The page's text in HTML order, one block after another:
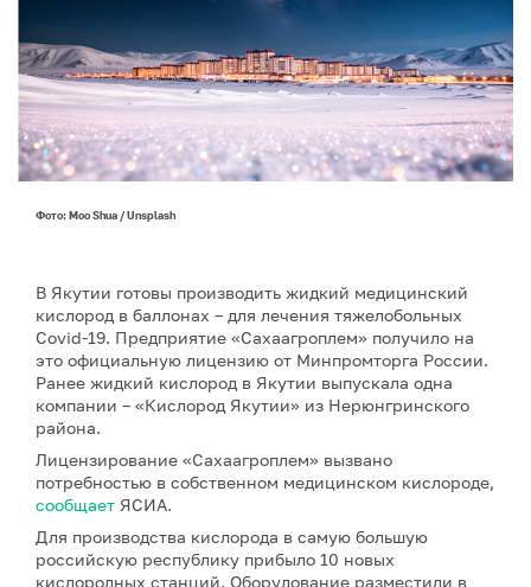
Фото: Moo Shua / Unsplash
В Якутии готовы производить жидкий медицинский
кислород в баллонах – для лечения тяжелобольных
Covid-19. Предприятие «Сахаагроплем» получило на
это официальную лицензию от Минпромторга России.
Ранее жидкий кислород в Якутии выпускала одна
компании – «Кислород Якутии» из Нерюнгринского
района.
Лицензирование «Сахаагроплем» вызвано
потребностью в собственном медицинском кислороде,
сообщает ЯСИА.
Для производства кислорода в самую большую
российскую республику прибыло 10 новых
кислородных станций. Оборудование разместили в